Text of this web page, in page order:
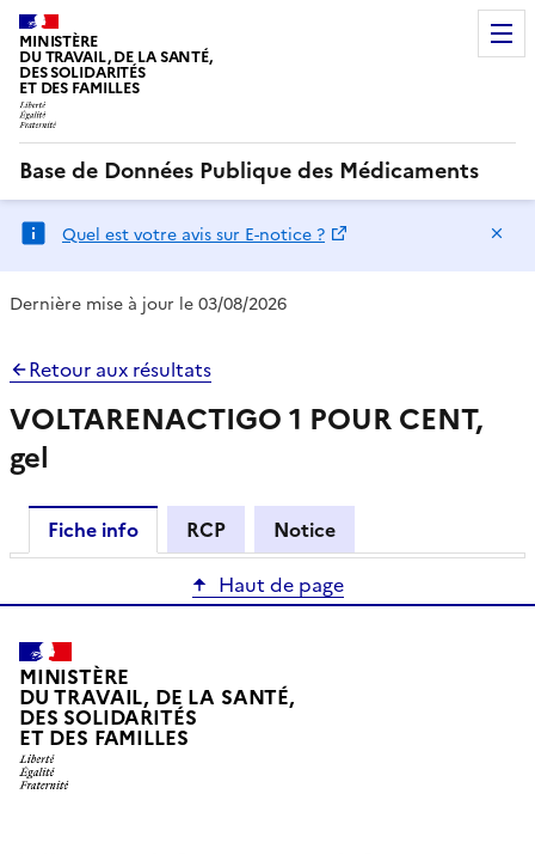
MINISTÈRE
DU TRAVAIL, DE LA SANTÉ,
DES SOLIDARITÉS
ET DES FAMILLES
Base de Données Publique des Médicaments
Quel est votre avis sur E-notice ?
Dernière mise à jour le 03/08/2026
Retour aux résultats
VOLTARENACTIGO 1 POUR CENT,
gel
Fiche info RCP
Notice
Haut de page
MINISTÈRE
DU TRAVAIL, DE LA SANTÉ,
DES SOLIDARITÉS
ET DES FAMILLES